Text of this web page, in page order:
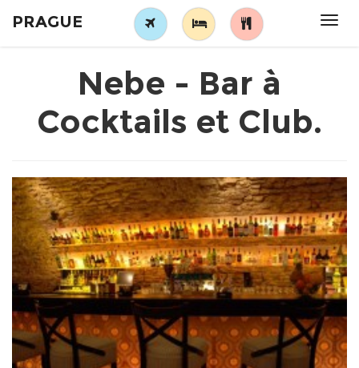
PRAGUE
Nebe - Bar à
Cocktails et Club.